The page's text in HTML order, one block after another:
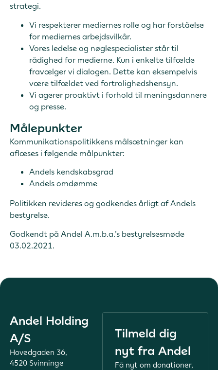
strategi.
Vi respekterer mediernes rolle og har forståelse
for mediernes arbejdsvilkår.
Vores ledelse og nøglespecialister står til
rådighed for medierne. Kun i enkelte tilfælde
fravælger vi dialogen. Dette kan eksempelvis
være tilfældet ved fortrolighedshensyn.
Vi agerer proaktivt i forhold til meningsdannere
og presse.
Målepunkter
Kommunikationspolitikkens målsætninger kan
aflæses i følgende målpunkter:
Andels kendskabsgrad
Andels omdømme
Politikken revideres og godkendes årligt af Andels
bestyrelse.
Godkendt på Andel A.m.b.a.’s bestyrelsesmøde
03.02.2021.
Andel Holding
A/S
Hovedgaden 36,
4520 Svinninge
Tilmeld dig
nyt fra Andel
Få nyt om donationer,